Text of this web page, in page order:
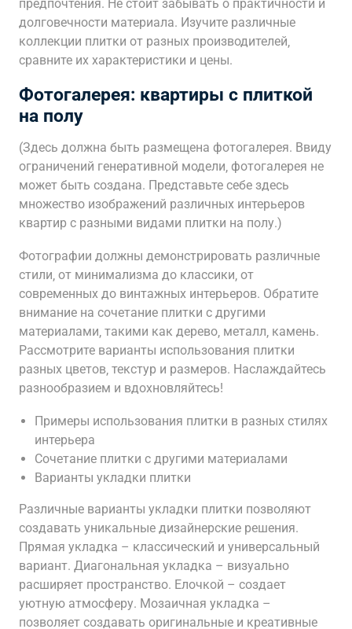
предпочтения. Не стоит забывать о практичности и
долговечности материала. Изучите различные
коллекции плитки от разных производителей‚
сравните их характеристики и цены.
Фотогалерея: квартиры с плиткой
на полу
(Здесь должна быть размещена фотогалерея. Ввиду
ограничений генеративной модели‚ фотогалерея не
может быть создана. Представьте себе здесь
множество изображений различных интерьеров
квартир с разными видами плитки на полу.)
Фотографии должны демонстрировать различные
стили‚ от минимализма до классики‚ от
современных до винтажных интерьеров. Обратите
внимание на сочетание плитки с другими
материалами‚ такими как дерево‚ металл‚ камень.
Рассмотрите варианты использования плитки
разных цветов‚ текстур и размеров. Наслаждайтесь
разнообразием и вдохновляйтесь!
Примеры использования плитки в разных стилях
интерьера
Сочетание плитки с другими материалами
Варианты укладки плитки
Различные варианты укладки плитки позволяют
создавать уникальные дизайнерские решения.
Прямая укладка – классический и универсальный
вариант. Диагональная укладка – визуально
расширяет пространство. Елочкой – создает
уютную атмосферу. Мозаичная укладка –
позволяет создавать оригинальные и креативные